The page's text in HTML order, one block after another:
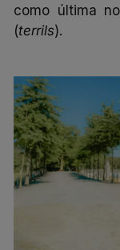
como última
(terrils).